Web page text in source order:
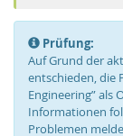
Prüfung:
Auf Grund der
entschieden, die
Engineering” als
Informationen
Problemen